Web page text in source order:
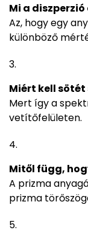
Mi a
Az, hogy egy
különböző
Miért kell
Mert így a
vetítőfelületen.
Mitől függ,
A prizma
prizma